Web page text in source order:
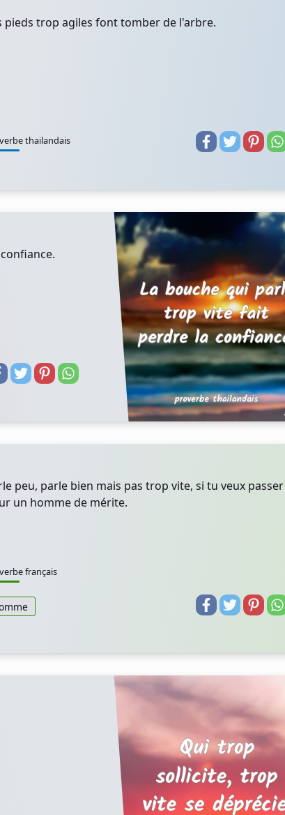
pieds trop agiles font tomber de l'arbre.
thailandais
peu, parle bien mais pas trop vite, si tu veux passer
un homme de mérite.
français